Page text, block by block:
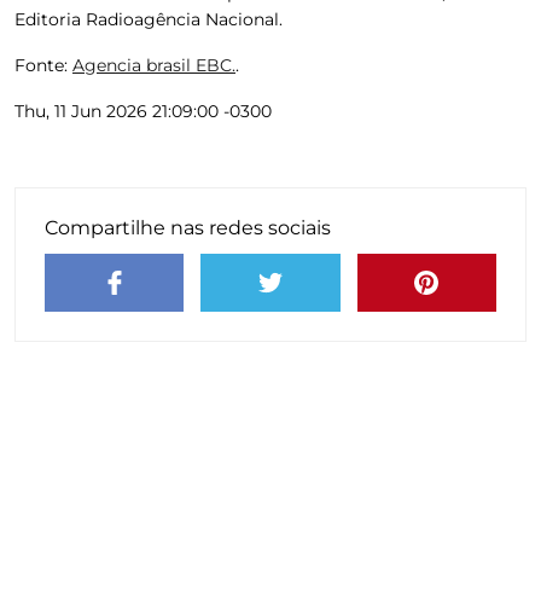
Editoria Radioagência Nacional.
Fonte: Agencia brasil EBC..
Thu, 11 Jun 2026 21:09:00 -0300
Compartilhe nas redes sociais